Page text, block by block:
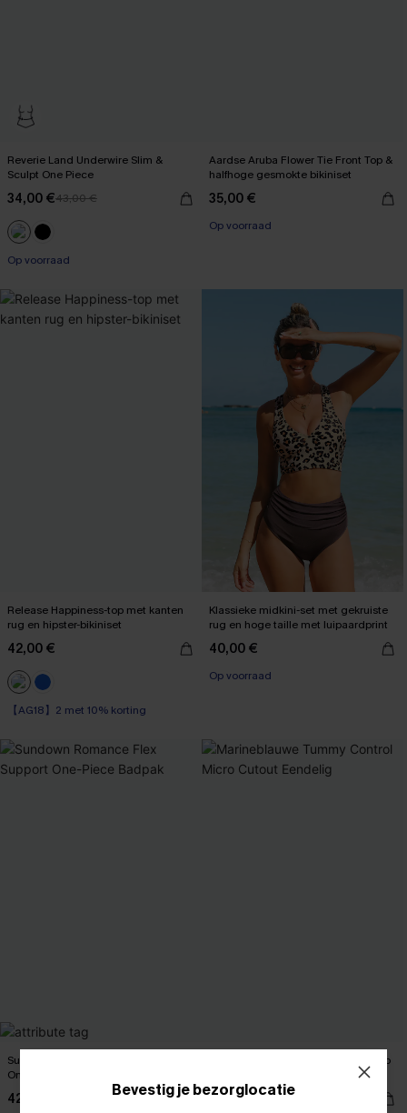
Reverie Land Underwire Slim &
Sculpt One Piece
34,00 €43,00 €
Op voorraad
Aardse Aruba Flower Tie Front Top &
halfhoge gesmokte bikiniset
35,00 €
Op voorraad
Release Happiness-top met kanten
rug en hipster-bikiniset
42,00 €
【AG18】2 met 10% korting
【AG18】2 met 10% korting
Klassieke midkini-set met gekruiste
rug en hoge taille met luipaardprint
40,00 €
Op voorraad
Sundown Romance Flex Support
One-Piece Badpak
42,00 €
Marineblauwe Tummy Control Micro
42,00 €
Bevestig je bezorglocatie